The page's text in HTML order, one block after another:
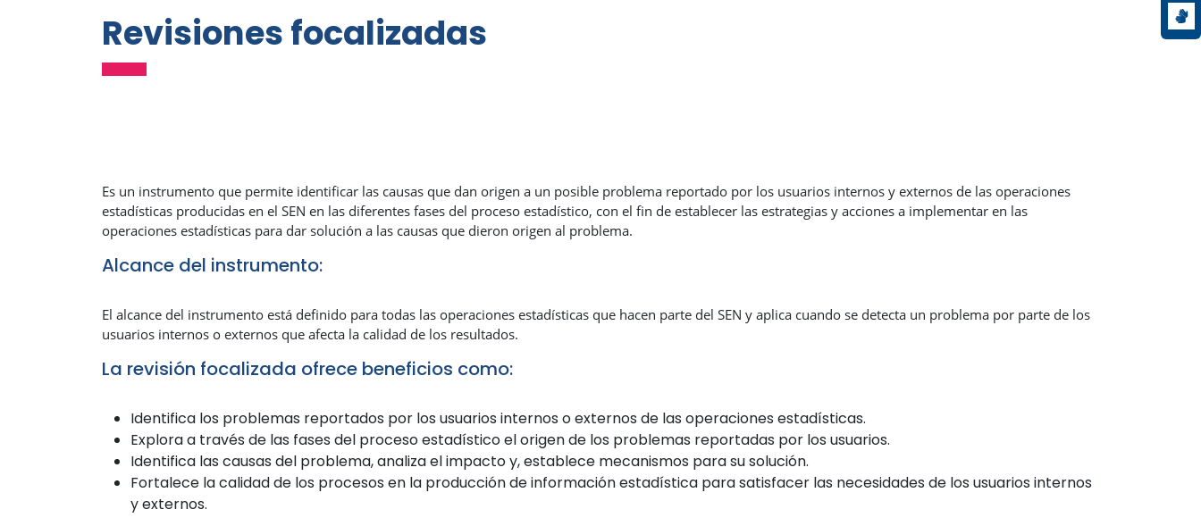
Revisiones focalizadas
Es un instrumento que permite identificar las causas que dan origen a un posible problema reportado por los usuarios internos y externos de las operaciones
estadísticas producidas en el SEN en las diferentes fases del proceso estadístico, con el fin de establecer las estrategias y acciones a implementar en las
operaciones estadísticas para dar solución a las causas que dieron origen al problema.
Alcance del instrumento:
El alcance del instrumento está definido para todas las operaciones estadísticas que hacen parte del SEN y aplica cuando se detecta un problema por parte de los
usuarios internos o externos que afecta la calidad de los resultados.
La revisión focalizada ofrece beneficios como:
Identifica los problemas reportados por los usuarios internos o externos de las operaciones estadísticas.
Explora a través de las fases del proceso estadístico el origen de los problemas reportadas por los usuarios.
Identifica las causas del problema, analiza el impacto y, establece mecanismos para su solución.
Fortalece la calidad de los procesos en la producción de información estadística para satisfacer las necesidades de los usuarios internos
y externos.